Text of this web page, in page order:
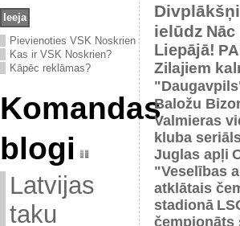
Pievienoties VSK Noskrien
Kas ir VSK Noskrien?
Kāpēc reklāmas?
Komandas
blogi
Latvijas
taku
Divplākšņi
ielūdz
Liepājā!
Zilajiem
Baložu
Valmieras
kluba
Juglas apļi
"Veselības
atklātais
stadionā
čempionāts